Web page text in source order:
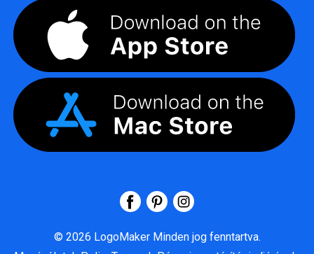
© 2026 LogoMaker Minden jog fenntartva.